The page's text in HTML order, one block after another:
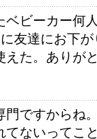
ベビーカー何
友達にお下
た。ありがと
門ですからね
ないってこと